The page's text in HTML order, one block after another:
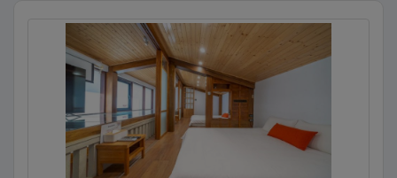
意象帶入民宿，讓旅人感受府城貴族士紳的日常，並以
優雅的方式來品味台南。
有任何訂房相關問題也可以加我們的
LINE:@17phoenix 詢問唷！